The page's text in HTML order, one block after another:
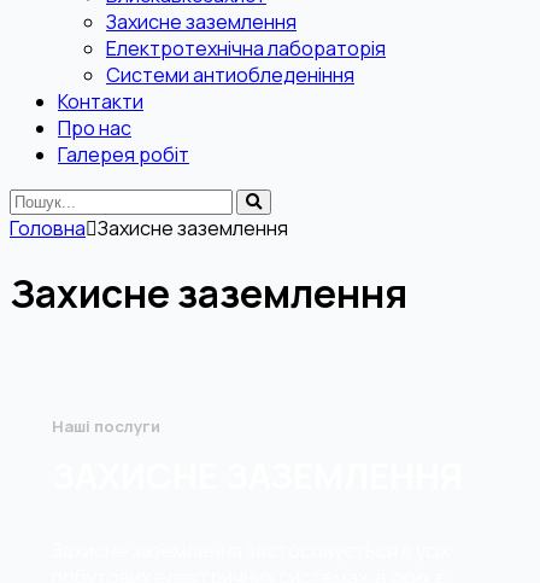
Захисне заземлення
Електротехнічна лабораторія
Системи антиобледеніння
Контакти
Про нас
Галерея робіт
Головна Захисне заземлення
Захисне заземлення
Наші послуги